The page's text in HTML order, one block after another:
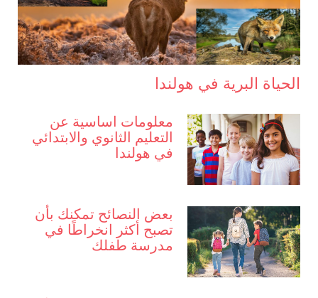
الحياة البرية في هولندا
معلومات اساسية عن
التعليم الثانوي والابتدائي
في هولندا
بعض النصائح تمكنك بأن
تصبح أكثر انخراطًا في
مدرسة طفلك